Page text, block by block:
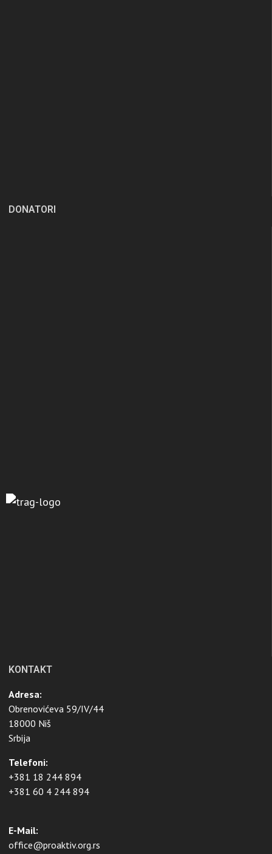
DONATORI
KONTAKT
Adresa:
Obrenovićeva 59/IV/44
18000 Niš
Srbija
Telefoni:
+381 18 244 894
+381 60 4 244 894
E-Mail:
office@proaktiv.org.rs